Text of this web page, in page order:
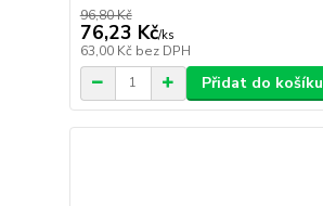
96,80 Kč
76,23 Kč/ks
63,00 Kč bez DPH
Přidat do košíku